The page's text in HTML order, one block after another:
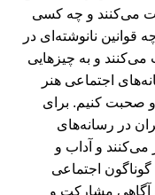
می‌کنند و چه کسی
قوانین نانوشته‌ای در
و به چیزهایی
اجتماعی هنر
صحبت کنیم. برای
در رسانه‌های
می‌کنند و آداب و
اجتماعی
آگاهی مشارکت و